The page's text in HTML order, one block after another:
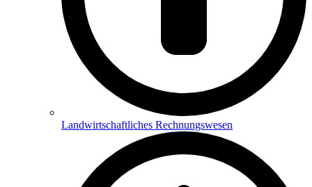
Landwirtschaftliches Rechnungswesen